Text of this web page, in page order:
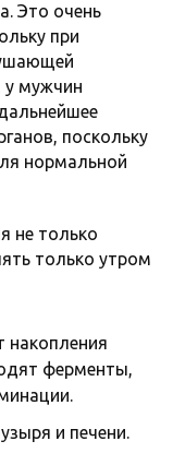
Это очень
при
у мужчин
поскольку
нормальной
не только
только утром
накопления
ферменты,
и печени.